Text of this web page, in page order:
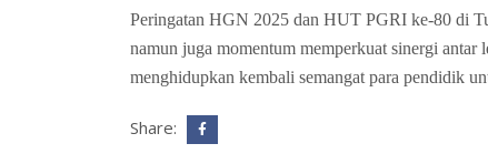
Peringatan HGN 2025 dan HUT PGRI ke-80 di
namun juga momentum memperkuat sinergi
menghidupkan kembali semangat para pendidik
Share: